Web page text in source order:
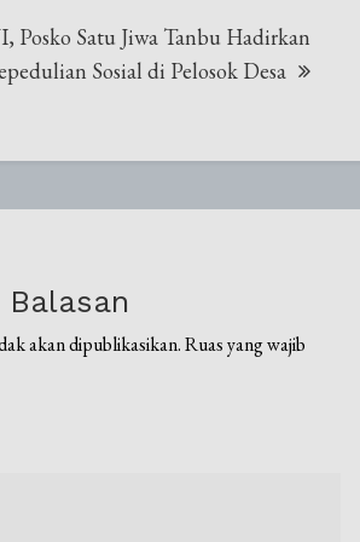
Posko Satu Jiwa Tanbu Hadirkan
Sosial di Pelosok Desa
akan dipublikasikan. Ruas yang wajib